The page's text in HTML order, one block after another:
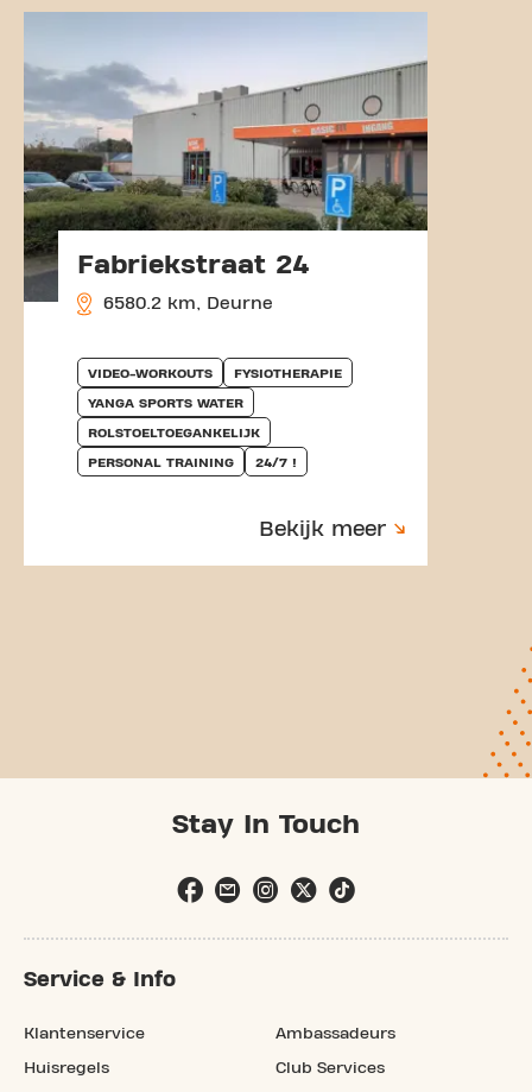
Fabriekstraat 24
6580.2 km, Deurne
VIDEO-WORKOUTS FYSIOTHERAPIE
YANGA SPORTS WATER
ROLSTOELTOEGANKELIJK
PERSONAL TRAINING 24/7 !
Bekijk meer
Stay In Touch
Service & Info
Klantenservice
Huisregels
Ambassadeurs
Club Services